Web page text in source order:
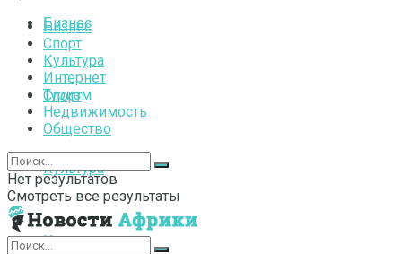
Бизнес
Спорт
Культура
Интернет
Бизнес
Спорт
Культура
Интернет
Туризм
Недвижимость
Общество
Нет результатов
Смотреть все результаты